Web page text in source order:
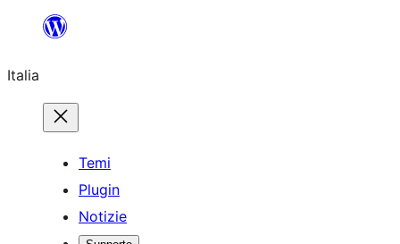
contenuto
Italia
Temi
Plugin
Notizie